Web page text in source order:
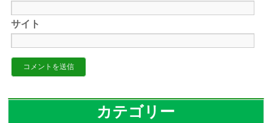
サイト
カテゴリー